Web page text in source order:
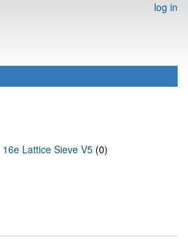
log in
16e Lattice Sieve V5 (0)